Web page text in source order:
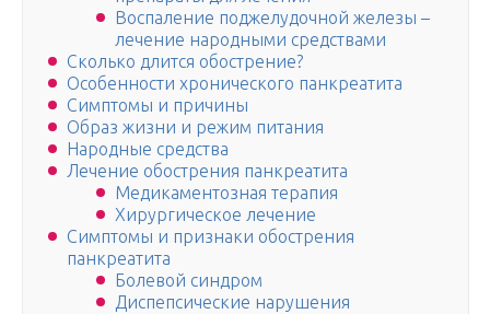
Воспаление поджелудочной железы –
лечение народными средствами
Сколько длится обострение?
Особенности хронического панкреатита
Симптомы и причины
Образ жизни и режим питания
Народные средства
Лечение обострения панкреатита
Медикаментозная терапия
Хирургическое лечение
Симптомы и признаки обострения
панкреатита
Болевой синдром
Диспепсические нарушения